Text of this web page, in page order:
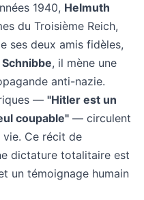
1940, Helmuth
du Troisième Reich,
ses deux amis fidèles,
, il mène une
anti-nazie.
— "Hitler est un
coupable" — circulent
vie. Ce récit de
dictature totalitaire est
un témoignage humain